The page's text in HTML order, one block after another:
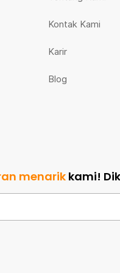
Kontak Kami
Karir
Blog
menarik kami!